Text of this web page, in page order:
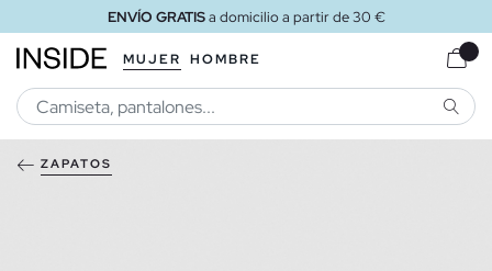
ENVÍO GRATISa domicilio a partir de 30 €
MUJER HOMBRE
ZAPATOS